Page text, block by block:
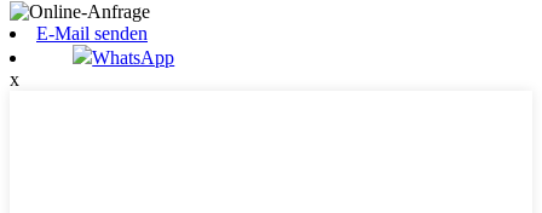
E-Mail senden
WhatsApp
x